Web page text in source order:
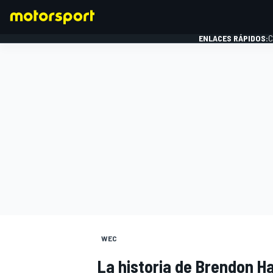
ENLACES RÁPIDOS:
WEC
La historia de Brendon